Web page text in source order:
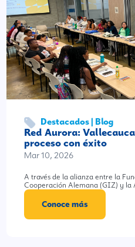
Destacados | Blog
Red Aurora:
proceso con éxito
Mar 10, 2026
A través de la alianza entre la
Cooperación Alemana (GIZ) y la
Conoce más